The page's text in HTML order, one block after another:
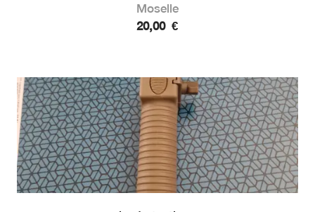
Moselle
20,00 €